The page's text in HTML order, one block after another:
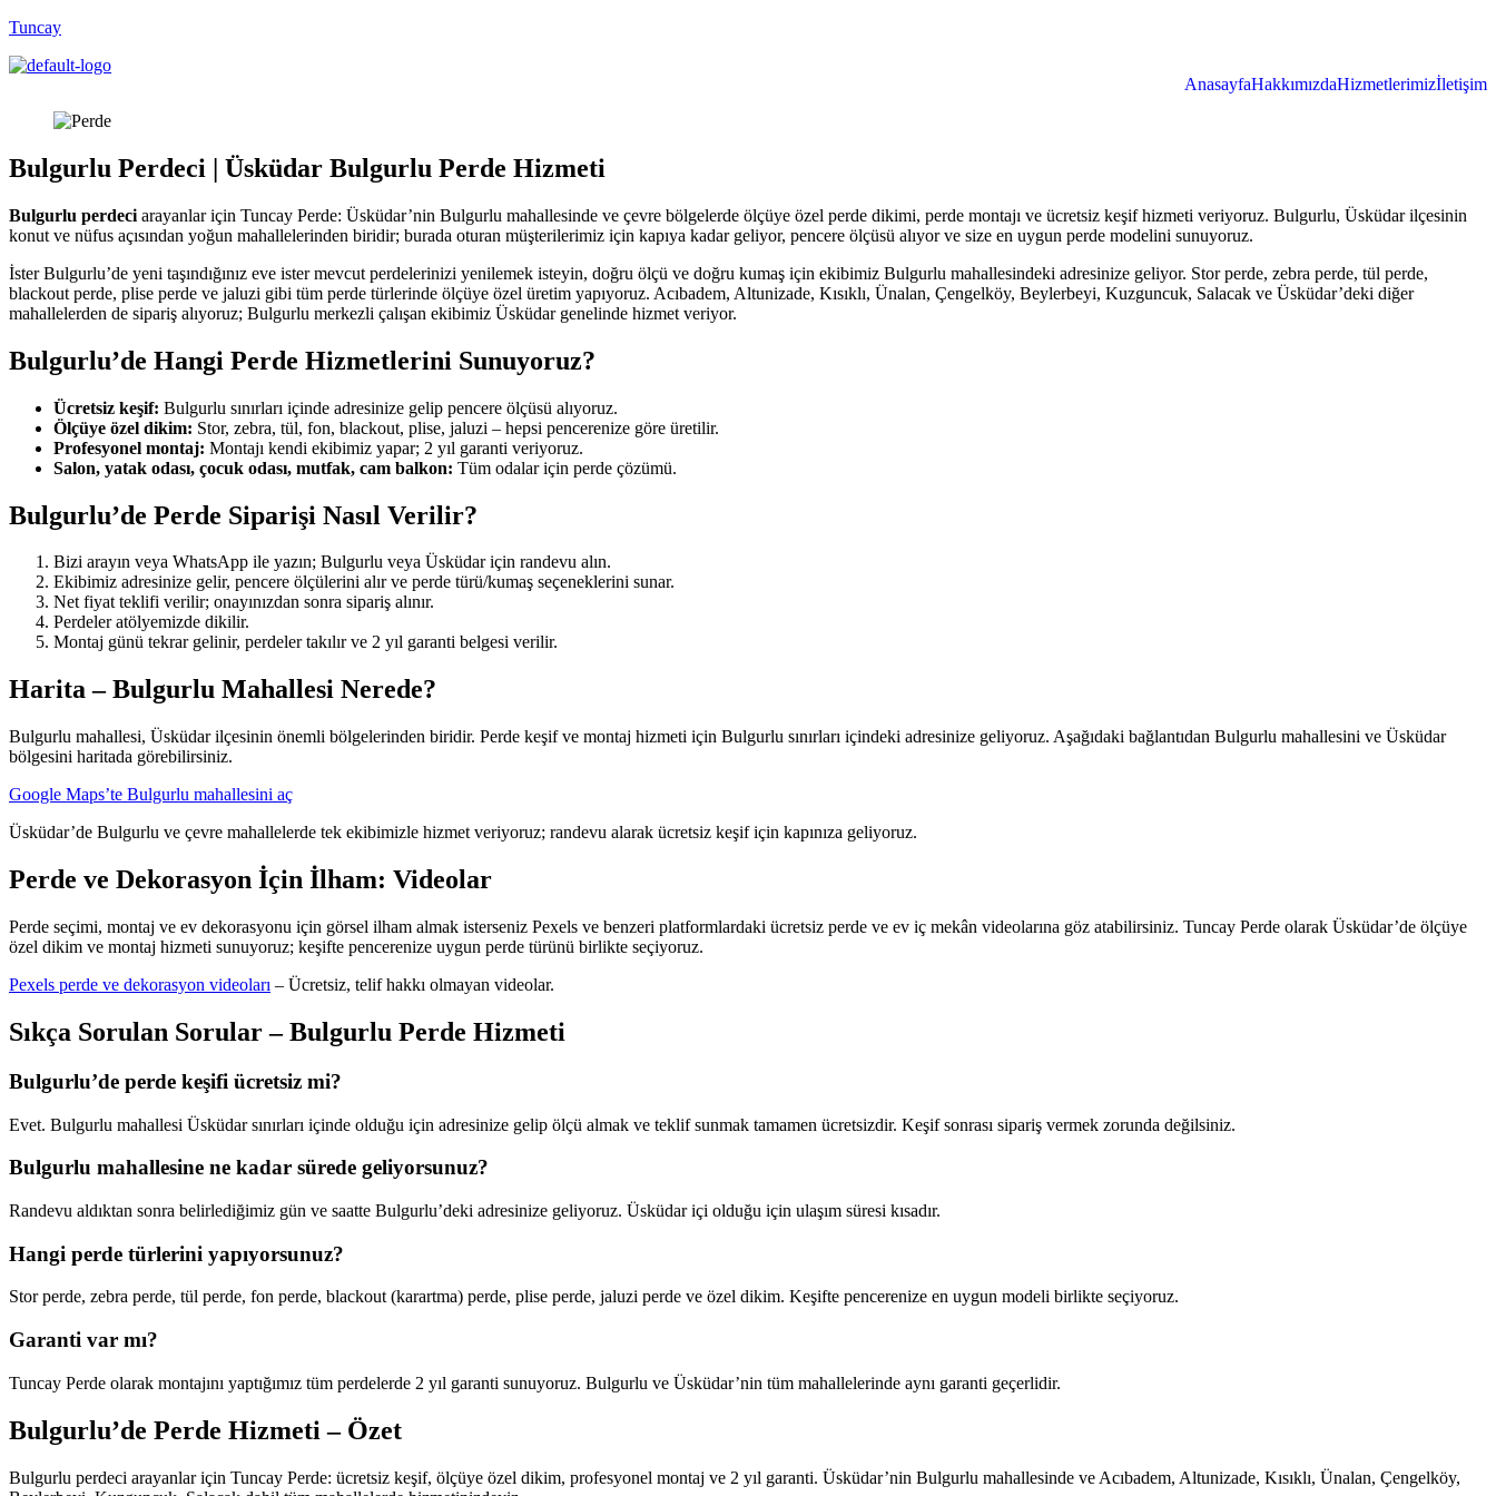
Tuncay
AnasayfaHakkımızdaHizmetlerimizİletişim
Bulgurlu Perdeci | Üsküdar Bulgurlu Perde Hizmeti
Bulgurlu perdeci arayanlar için Tuncay Perde: Üsküdar’nin Bulgurlu mahallesinde ve çevre bölgelerde ölçüye özel perde dikimi, perde montajı ve ücretsiz keşif hizmeti veriyoruz. Bulgurlu, Üsküdar ilçesinin
konut ve nüfus açısından yoğun mahallelerinden biridir; burada oturan müşterilerimiz için kapıya kadar geliyor, pencere ölçüsü alıyor ve size en uygun perde modelini sunuyoruz.
İster Bulgurlu’de yeni taşındığınız eve ister mevcut perdelerinizi yenilemek isteyin, doğru ölçü ve doğru kumaş için ekibimiz Bulgurlu mahallesindeki adresinize geliyor. Stor perde, zebra perde, tül perde,
blackout perde, plise perde ve jaluzi gibi tüm perde türlerinde ölçüye özel üretim yapıyoruz. Acıbadem, Altunizade, Kısıklı, Ünalan, Çengelköy, Beylerbeyi, Kuzguncuk, Salacak ve Üsküdar’deki diğer
mahallelerden de sipariş alıyoruz; Bulgurlu merkezli çalışan ekibimiz Üsküdar genelinde hizmet veriyor.
Bulgurlu’de Hangi Perde Hizmetlerini Sunuyoruz?
Ücretsiz keşif: Bulgurlu sınırları içinde adresinize gelip pencere ölçüsü alıyoruz.
Ölçüye özel dikim: Stor, zebra, tül, fon, blackout, plise, jaluzi – hepsi pencerenize göre üretilir.
Profesyonel montaj: Montajı kendi ekibimiz yapar; 2 yıl garanti veriyoruz.
Salon, yatak odası, çocuk odası, mutfak, cam balkon: Tüm odalar için perde çözümü.
Bulgurlu’de Perde Siparişi Nasıl Verilir?
Bizi arayın veya WhatsApp ile yazın; Bulgurlu veya Üsküdar için randevu alın.
Ekibimiz adresinize gelir, pencere ölçülerini alır ve perde türü/kumaş seçeneklerini sunar.
Net fiyat teklifi verilir; onayınızdan sonra sipariş alınır.
Perdeler atölyemizde dikilir.
Montaj günü tekrar gelinir, perdeler takılır ve 2 yıl garanti belgesi verilir.
Harita – Bulgurlu Mahallesi Nerede?
Bulgurlu mahallesi, Üsküdar ilçesinin önemli bölgelerinden biridir. Perde keşif ve montaj hizmeti için Bulgurlu sınırları içindeki adresinize geliyoruz. Aşağıdaki bağlantıdan Bulgurlu mahallesini ve Üsküdar
bölgesini haritada görebilirsiniz.
Google Maps’te Bulgurlu mahallesini aç
Üsküdar’de Bulgurlu ve çevre mahallelerde tek ekibimizle hizmet veriyoruz; randevu alarak ücretsiz keşif için kapınıza geliyoruz.
Perde ve Dekorasyon İçin İlham: Videolar
Perde seçimi, montaj ve ev dekorasyonu için görsel ilham almak isterseniz Pexels ve benzeri platformlardaki ücretsiz perde ve ev iç mekân videolarına göz atabilirsiniz. Tuncay Perde olarak Üsküdar’de ölçüye
özel dikim ve montaj hizmeti sunuyoruz; keşifte pencerenize uygun perde türünü birlikte seçiyoruz.
Pexels perde ve dekorasyon videoları – Ücretsiz, telif hakkı olmayan videolar.
Sıkça Sorulan Sorular – Bulgurlu Perde Hizmeti
Bulgurlu’de perde keşifi ücretsiz mi?
Evet. Bulgurlu mahallesi Üsküdar sınırları içinde olduğu için adresinize gelip ölçü almak ve teklif sunmak tamamen ücretsizdir. Keşif sonrası sipariş vermek zorunda değilsiniz.
Bulgurlu mahallesine ne kadar sürede geliyorsunuz?
Randevu aldıktan sonra belirlediğimiz gün ve saatte Bulgurlu’deki adresinize geliyoruz. Üsküdar içi olduğu için ulaşım süresi kısadır.
Hangi perde türlerini yapıyorsunuz?
Stor perde, zebra perde, tül perde, fon perde, blackout (karartma) perde, plise perde, jaluzi perde ve özel dikim. Keşifte pencerenize en uygun modeli birlikte seçiyoruz.
Garanti var mı?
Tuncay Perde olarak montajını yaptığımız tüm perdelerde 2 yıl garanti sunuyoruz. Bulgurlu ve Üsküdar’nin tüm mahallelerinde aynı garanti geçerlidir.
Bulgurlu’de Perde Hizmeti – Özet
Bulgurlu perdeci arayanlar için Tuncay Perde: ücretsiz keşif, ölçüye özel dikim, profesyonel montaj ve 2 yıl garanti. Üsküdar’nin Bulgurlu mahallesinde ve Acıbadem, Altunizade, Kısıklı, Ünalan, Çengelköy,